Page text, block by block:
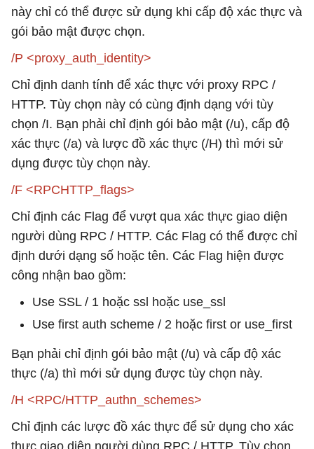
này chỉ có thể được sử dụng khi cấp độ xác thực và
gói bảo mật được chọn.
/P <proxy_auth_identity>
Chỉ định danh tính để xác thực với proxy RPC /
HTTP. Tùy chọn này có cùng định dạng với tùy
chọn /I. Bạn phải chỉ định gói bảo mật (/u), cấp độ
xác thực (/a) và lược đồ xác thực (/H) thì mới sử
dụng được tùy chọn này.
/F <RPCHTTP_flags>
Chỉ định các Flag để vượt qua xác thực giao diện
người dùng RPC / HTTP. Các Flag có thể được chỉ
định dưới dạng số hoặc tên. Các Flag hiện được
công nhận bao gồm:
Use SSL / 1 hoặc ssl hoặc use_ssl
Use first auth scheme / 2 hoặc first or use_first
Bạn phải chỉ định gói bảo mật (/u) và cấp độ xác
thực (/a) thì mới sử dụng được tùy chọn này.
/H <RPC/HTTP_authn_schemes>
Chỉ định các lược đồ xác thực để sử dụng cho xác
thực giao diện người dùng RPC / HTTP. Tùy chọn